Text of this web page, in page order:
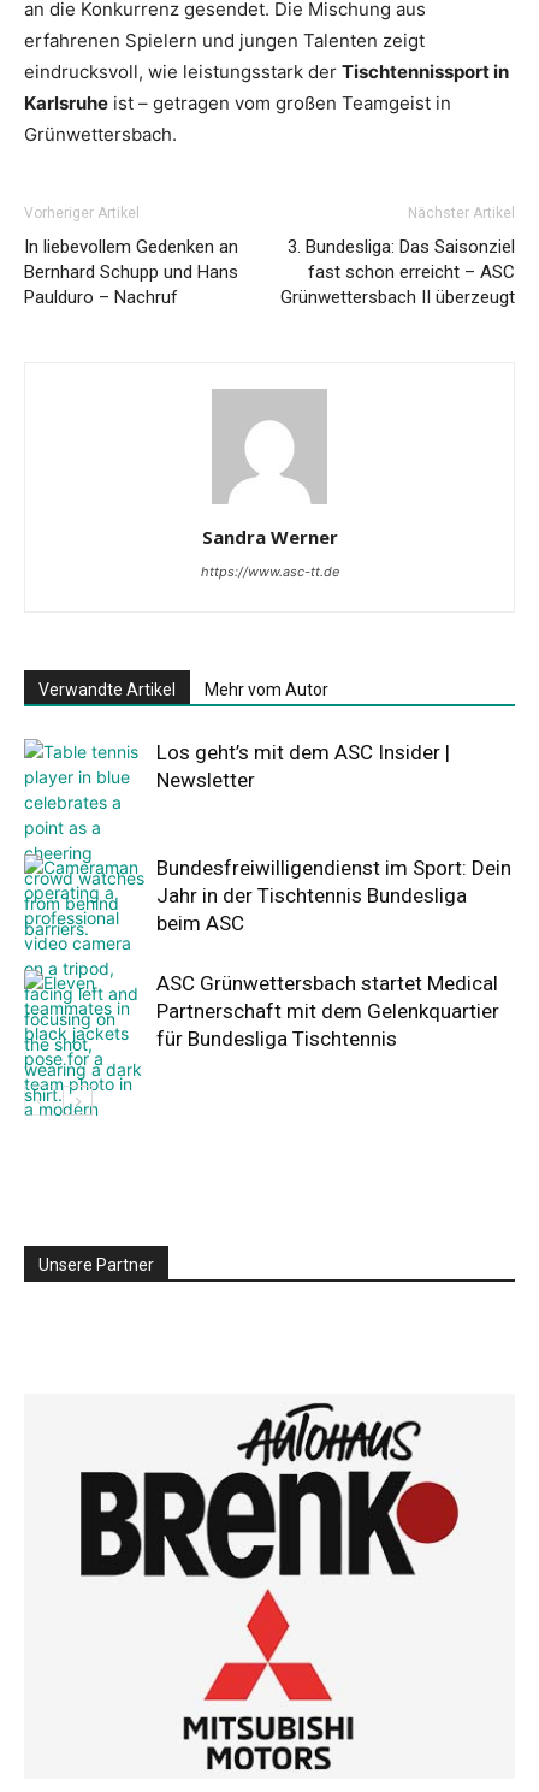
an die Konkurrenz gesendet. Die Mischung aus
erfahrenen Spielern und jungen Talenten zeigt
eindrucksvoll, wie leistungsstark der Tischtennissport in
Karlsruhe ist – getragen vom großen Teamgeist in
Grünwettersbach.
Vorheriger Artikel
In liebevollem Gedenken an
Bernhard Schupp und Hans
Paulduro – Nachruf
Nächster Artikel
3. Bundesliga: Das Saisonziel
fast schon erreicht – ASC
Grünwettersbach II überzeugt
Sandra Werner
https://www.asc-tt.de
Verwandte Artikel Mehr vom Autor
Los geht’s mit dem ASC Insider |
Newsletter
Bundesfreiwilligendienst im Sport: Dein
Jahr in der Tischtennis Bundesliga
beim ASC
ASC Grünwettersbach startet Medical
Partnerschaft mit dem Gelenkquartier
für Bundesliga Tischtennis
Unsere Partner